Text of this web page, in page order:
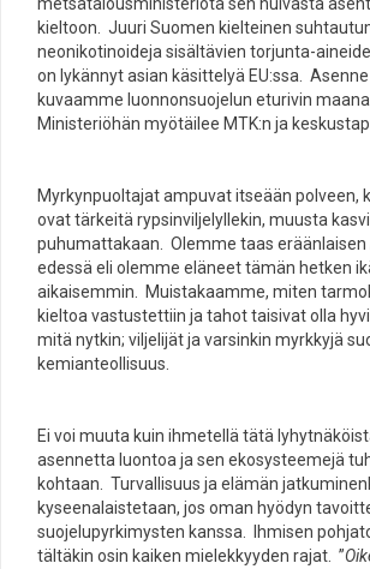
kieltoon. Juuri Suomen kielteinen
neonikotinoideja sisältävien torjunta-
on lykännyt asian käsittelyä EU:ssa.
kuvaamme luonnonsuojelun eturivin
Ministeriöhän myötäilee MTK:n ja
Myrkynpuoltajat ampuvat itseään polveen,
ovat tärkeitä rypsinviljelyllekin, muusta
puhumattakaan. Olemme taas eräänlaisen
edessä eli olemme eläneet tämän hetken
aikaisemmin. Muistakaamme, miten
kieltoa vastustettiin ja tahot taisivat olla
mitä nytkin; viljelijät ja varsinkin myrkkyjä
kemianteollisuus.
Ei voi muuta kuin ihmetellä tätä
asennetta luontoa ja sen ekosysteemejä
kohtaan. Turvallisuus ja elämän
kyseenalaistetaan, jos oman hyödyn
suojelupyrkimysten kanssa. Ihmisen
tältäkin osin kaiken mielekkyyden rajat. ”